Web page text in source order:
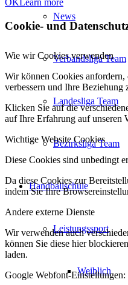
News
Verbandsliga Team
Landesliga Team
Bezirksliga Team
Handballschule
Leistungssport
Weiblich
OKLearn more
Cookie- und
Wie wir Cookies verwenden
Wir können Cookies anfordern,
verbessern und Ihre Beziehung
Klicken Sie auf die
auf Ihre Erfahrung auf unseren
Wichtige Website Cookies
Diese Cookies sind unbedingt
Da diese Cookies zur
indem Sie Ihre
Andere externe Dienste
Wir verwenden auch
können Sie diese hier
laden.
Google Webfont-Einstellungen: